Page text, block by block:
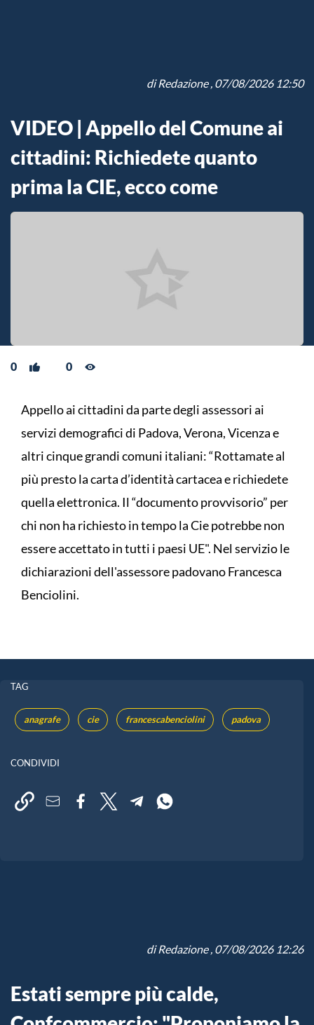
diRedazione, 07/08/2026 12:50
VIDEO | Appello del Comune ai
cittadini: Richiedete quanto
prima la CIE, ecco come
0 0
Appello ai cittadini da parte degli assessori ai
servizi demografici di Padova, Verona, Vicenza e
altri cinque grandi comuni italiani: “Rottamate al
più presto la carta d’identità cartacea e richiedete
quella elettronica. Il “documento provvisorio” per
chi non ha richiesto in tempo la Cie potrebbe non
essere accettato in tutti i paesi UE". Nel servizio le
dichiarazioni dell'assessore padovano Francesca
Benciolini.
TAG
anagrafe cie francescabenciolini padova
CONDIVIDI
diRedazione, 07/08/2026 12:26
Estati sempre più calde,